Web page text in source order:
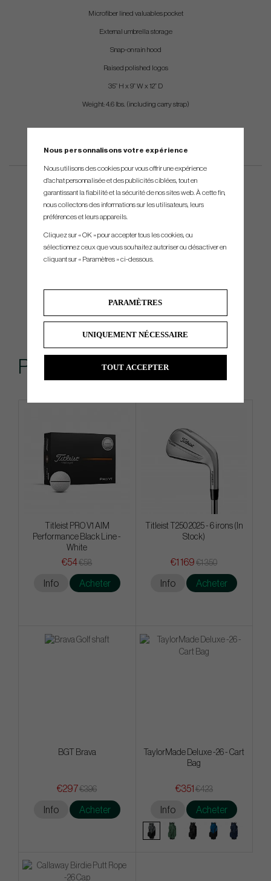
Microfiber lined valuables pocket
External umbrella storage
Snap-on rain hood
Raised polished logos
35” H x 9” W x 12” D
Weight: 4.6 lbs. (including carry strap)
Produits similaires
Titleist PRO V1 AIM
Performance Black Line -
White
€54€58
Info Acheter
Titleist T250 2025 - 6 irons (In
Stock)
€1 169 €1 350
Info Acheter
BGT Brava
€297€396
Info Acheter
TaylorMade Deluxe -26 - Cart
Bag
€351 €423
Info Acheter
Nous personnalisons votre expérience
Nous utilisons des cookies pour vous offrir une expérience
d'achat personnalisée et des publicités ciblées, tout en
garantissant la fiabilité et la sécurité de nos sites web. À cette fin,
nous collectons des informations sur les utilisateurs, leurs
préférences et leurs appareils.
Cliquez sur « OK » pour accepter tous les cookies, ou
sélectionnez ceux que vous souhaitez autoriser ou désactiver en
cliquant sur « Paramètres » ci-dessous.
PARAMÈTRES
UNIQUEMENT NÉCESSAIRE
TOUT ACCEPTER